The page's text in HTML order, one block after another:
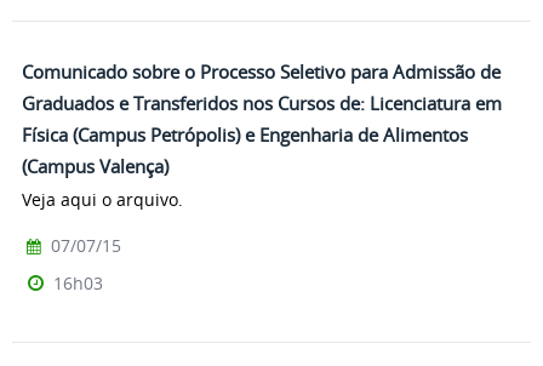
Comunicado sobre o Processo Seletivo para Admissão de
Graduados e Transferidos nos Cursos de: Licenciatura em
Física (Campus Petrópolis) e Engenharia de Alimentos
(Campus Valença)
Veja aqui o arquivo.
07/07/15
16h03